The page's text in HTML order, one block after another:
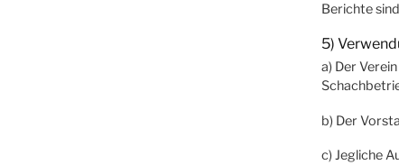
Berichte
5)
a) Der
b) Der
c) Jegliche